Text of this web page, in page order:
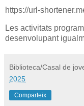
https://url-
Les activitats
desenvolupant
Biblioteca/Casal de
2025
Comparteix